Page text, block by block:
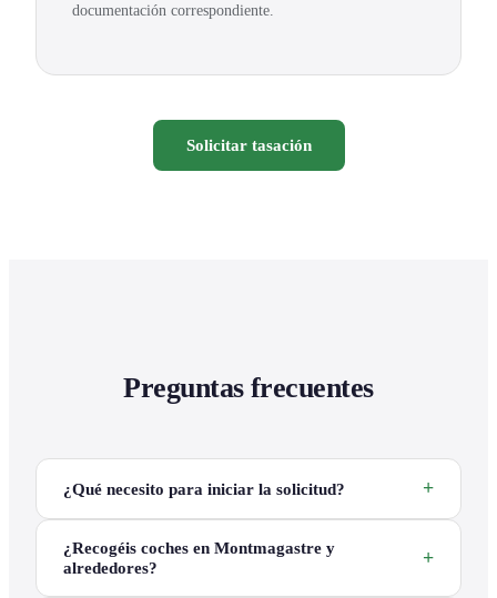
documentación correspondiente.
Solicitar tasación
Preguntas frecuentes
¿Qué necesito para iniciar la solicitud?
¿Recogéis coches en Montmagastre y
alrededores?